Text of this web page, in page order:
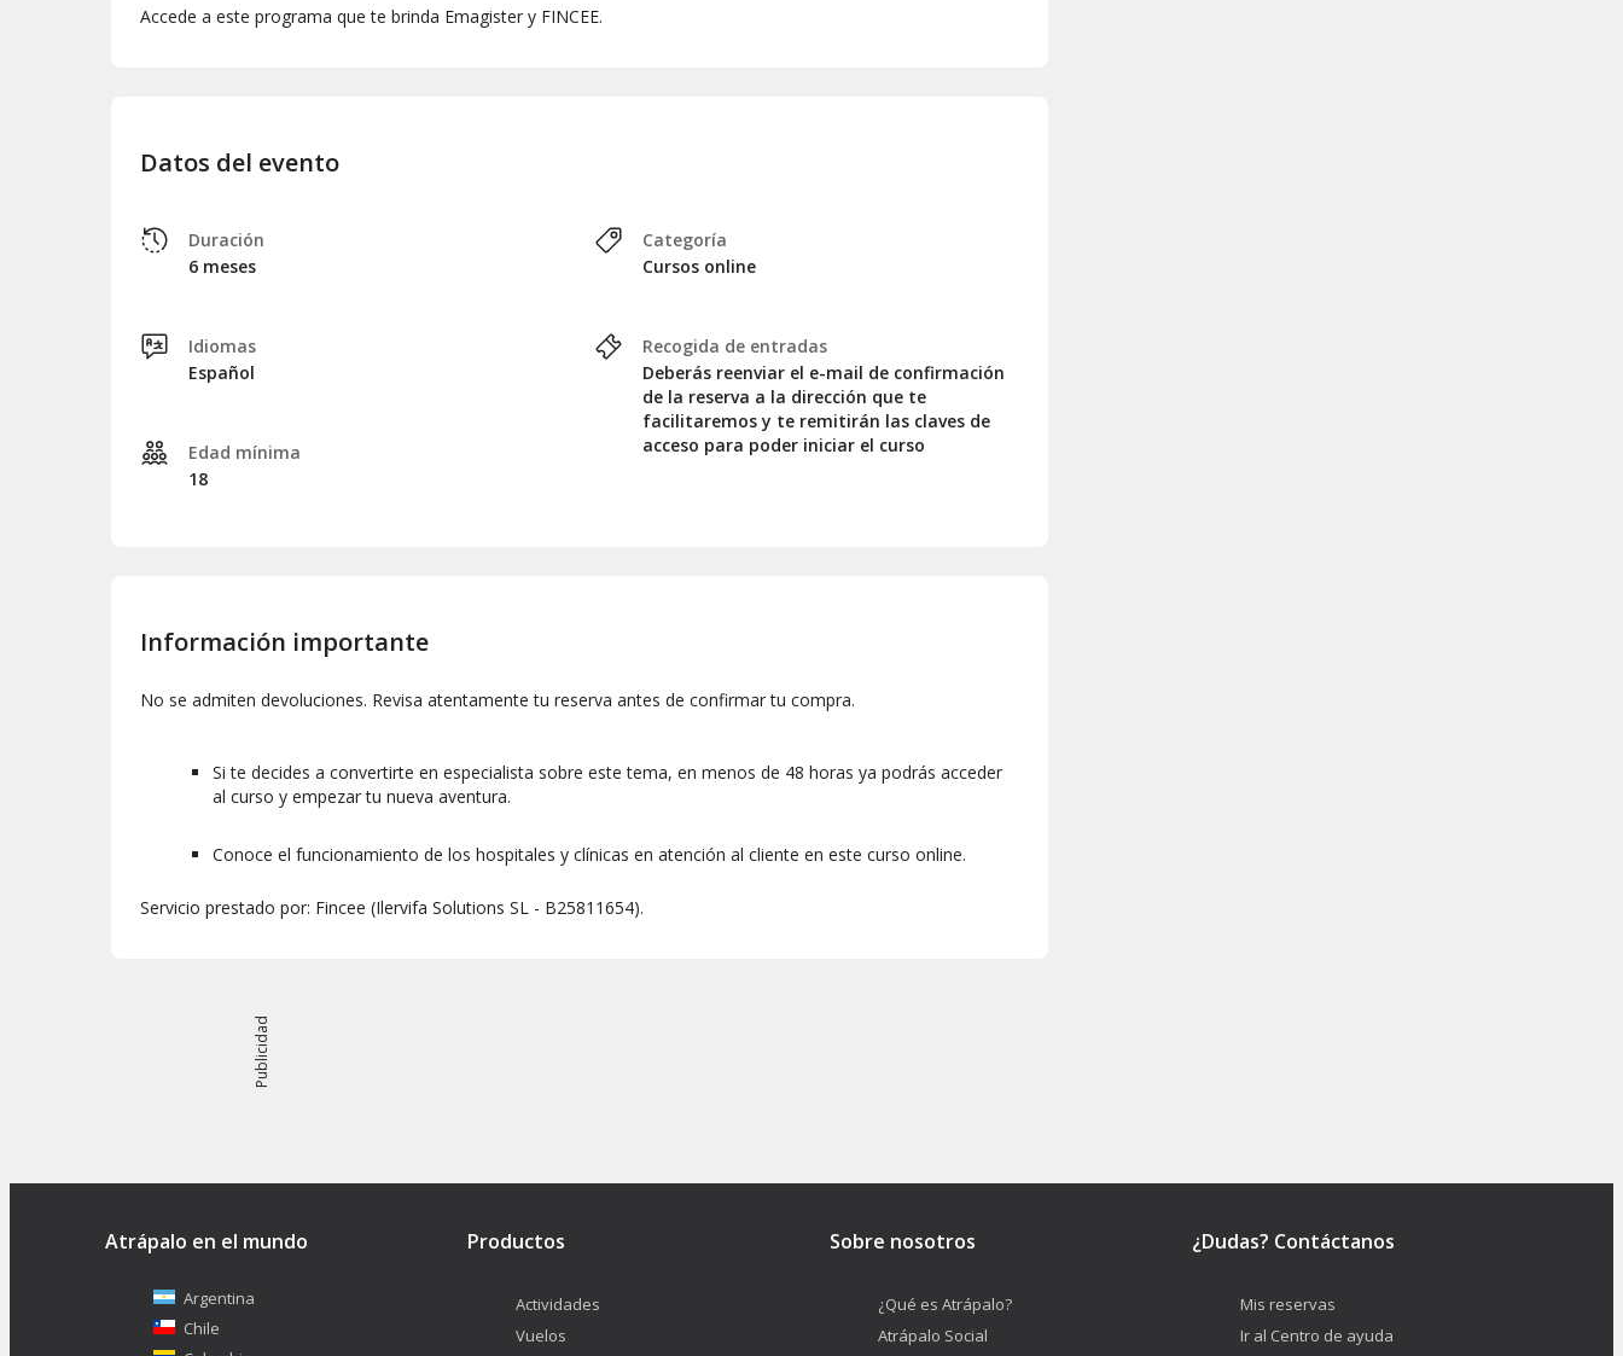
Accede a este programa que te brinda Emagister y FINCEE.
Datos del evento
Duración
6 meses
Idiomas
Español
Edad mínima
18
Categoría
Cursos online
Recogida de entradas
Deberás reenviar el e-mail de confirmación
de la reserva a la dirección que te
facilitaremos y te remitirán las claves de
acceso para poder iniciar el curso
Información importante
No se admiten devoluciones. Revisa atentamente tu reserva antes de confirmar tu compra.
Si te decides a convertirte en especialista sobre este tema, en menos de 48 horas ya podrás acceder
al curso y empezar tu nueva aventura.
Conoce el funcionamiento de los hospitales y clínicas en atención al cliente en este curso online.
Servicio prestado por: Fincee (Ilervifa Solutions SL - B25811654).
Publicidad
Atrápalo en el mundo
Argentina
Chile
Productos
Actividades
Vuelos
Sobre nosotros
¿Qué es Atrápalo?
Atrápalo Social
¿Dudas? Contáctanos
Mis reservas
Ir al Centro de ayuda